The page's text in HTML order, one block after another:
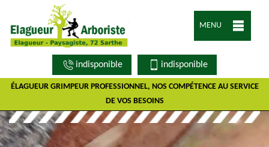
ÉLAGUEUR GRIMPEUR PROFESSIONNEL, NOS COMPÉTENCE AU SERVICE
DE VOS BESOINS
MENU
indisponible indisponible